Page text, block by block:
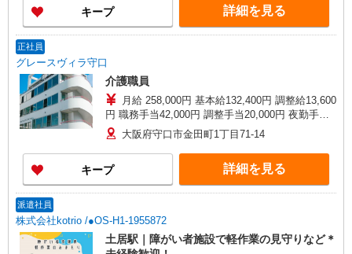
キープ 詳細を見る
正社員
グレースヴィラ守口
介護職員
月給 258,000円 基本給132,400円 調整給13,600
円 職務手当42,000円 調整手当20,000円 夜勤手当
5,000円／回 資格手当10,000円（介護福祉士資格
保有者） ＜試用期間3ヶ月経過後から支給＞ ・処
遇改善手当20,000円※〜／月 ※処遇改善手当の金
額は、一例となります。 社内評価結果によって変
動します。
大阪府守口市金田町1丁目71-14
キープ 詳細を見る
派遣社員
株式会社kotrio /●OS-H1-1955872
土居駅｜障がい者施設で軽作業の見守りなど＊